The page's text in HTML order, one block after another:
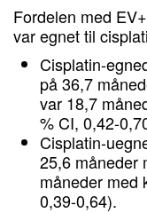
Fordelen med
var egnet til
Cisplatin-
på 36,7
var 18,7
% CI, 0,42-
Cisplatin-
25,6 måneder
måneder med
0,39-0,64).